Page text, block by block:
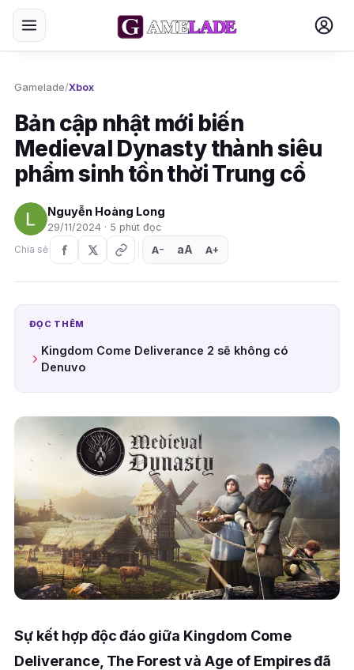
Gamelade/Xbox
Bản cập nhật mới biến
Medieval Dynasty thành siêu
phẩm sinh tồn thời Trung cổ
Nguyễn Hoàng Long
29/11/2024 · 5 phút đọc
Chia sẻ
A− aA A+
ĐỌC THÊM
Kingdom Come Deliverance 2 sẽ không có
Denuvo
Sự kết hợp độc đáo giữa Kingdom Come
Deliverance, The Forest và Age of Empires đã